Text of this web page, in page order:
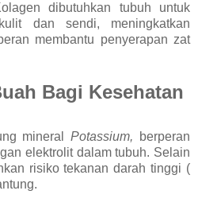
dibutuhkan tubuh untuk
dan sendi, meningkatkan
membantu penyerapan zat
Bagi Kesehatan
mineralPotassium, berperan
elektrolit dalam tubuh. Selain
risiko tekanan darah tinggi (